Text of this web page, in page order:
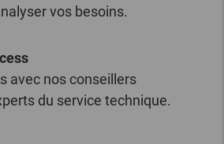
vos besoins.
avec nos conseillers
du service technique.